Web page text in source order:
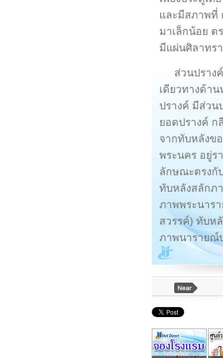
และมีสภาพที่
มาเล็กน้อย
มีแผ่นศิลาทร
ส่วนปราง
เดียวทางด้า
ปรางค์ มีส่วน
ยอดปรางค์ ก
จากทับหลังข
พระนคร อยู่ร
ลักษณะตรงกั
ทับหลังสลักภ
ภาพพระนาร
สวรรค์) ทับห
ภาพนารายณ์